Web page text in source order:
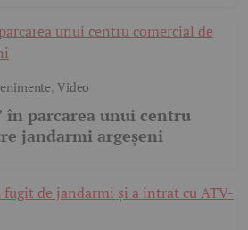
,Video
în parcarea unui centru
jandarmi argeșeni